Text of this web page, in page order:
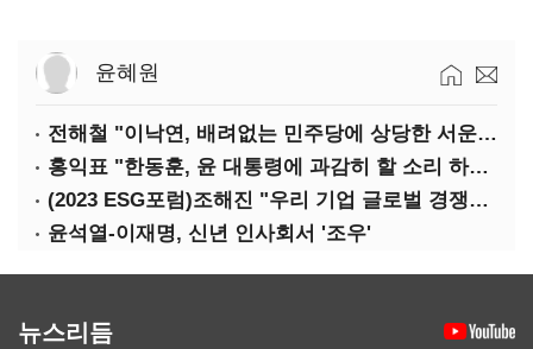
윤혜원
전해철 "이낙연, 배려없는 민주당에 상당한 서운함"
홍익표 "한동훈, 윤 대통령에 과감히 할 소리 하라"
(2023 ESG포럼)조해진 "우리 기업 글로벌 경쟁력 위해 경영부담 최소화해야"
윤석열-이재명, 신년 인사회서 '조우'
뉴스리듬